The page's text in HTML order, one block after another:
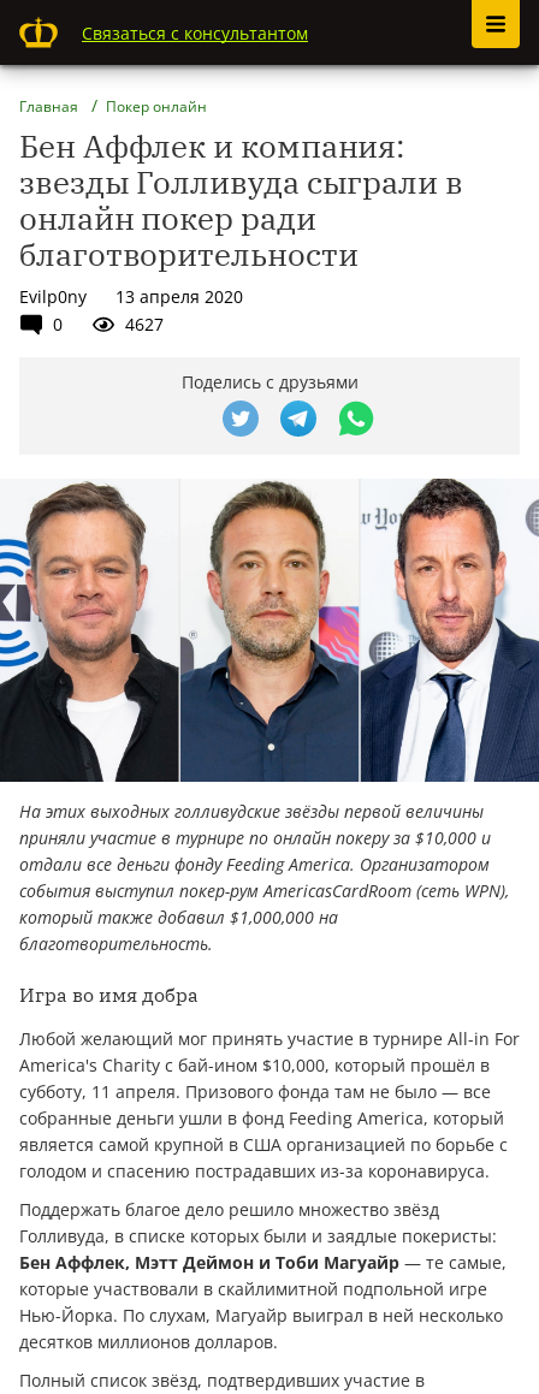
Связаться с консультантом
Главная Покер онлайн
Бен Аффлек и компания:
звезды Голливуда сыграли в
онлайн покер ради
благотворительности
Evilp0ny
13 апреля 2020
0
4627
Поделись с друзьями
На этих выходных голливудские звёзды первой величины
приняли участие в турнире по онлайн покеру за $10,000 и
отдали все деньги фонду Feeding America. Организатором
события выступил покер-рум AmericasCardRoom (сеть WPN),
который также добавил $1,000,000 на
благотворительность.
Игра во имя добра
Любой желающий мог принять участие в турнире All-in For
America's Charity с бай-ином $10,000, который прошёл в
субботу, 11 апреля. Призового фонда там не было — все
собранные деньги ушли в фонд Feeding America, который
является самой крупной в США организацией по борьбе с
голодом и спасению пострадавших из-за коронавируса.
Поддержать благое дело решило множество звёзд
Голливуда, в списке которых были и заядлые покеристы:
Бен Аффлек, Мэтт Деймон и Тоби Магуайр — те самые,
которые участвовали в скайлимитной подпольной игре
Нью-Йорка. По слухам, Магуайр выиграл в ней несколько
десятков миллионов долларов.
Полный список звёзд, подтвердивших участие в